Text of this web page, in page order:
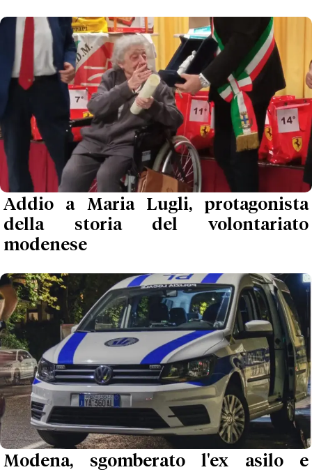
Addio a Maria Lugli, protagonista
della storia del volontariato
modenese
Modena, sgomberato l'ex asilo e